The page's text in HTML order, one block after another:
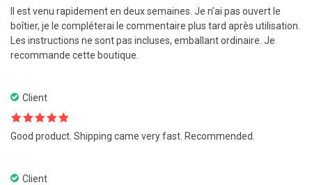
Note
5
Il est venu rapidement en deux semaines. Je n’ai pas ouvert le
boîtier, je le compléterai le commentaire plus tard après utilisation.
Les instructions ne sont pas incluses, emballant ordinaire. Je
recommande cette boutique.
Client
Note
sur
5
Good product. Shipping came very fast. Recommended.
Client